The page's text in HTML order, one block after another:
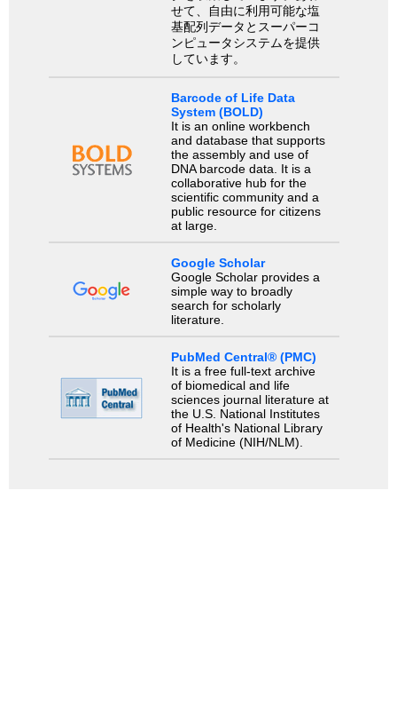
せて、自由に利用可能な塩
基配列データとスーパーコ
ンピュータシステムを提供
しています。
Barcode of Life Data
System (BOLD)
It is an online workbench
and database that supports
the assembly and use of
DNA barcode data. It is a
collaborative hub for the
scientific community and a
public resource for citizens
at large.
Google Scholar
Google Scholar provides a
simple way to broadly
search for scholarly
literature.
PubMed Central® (PMC)
It is a free full-text archive
of biomedical and life
sciences journal literature at
the U.S. National Institutes
of Health's National Library
of Medicine (NIH/NLM).